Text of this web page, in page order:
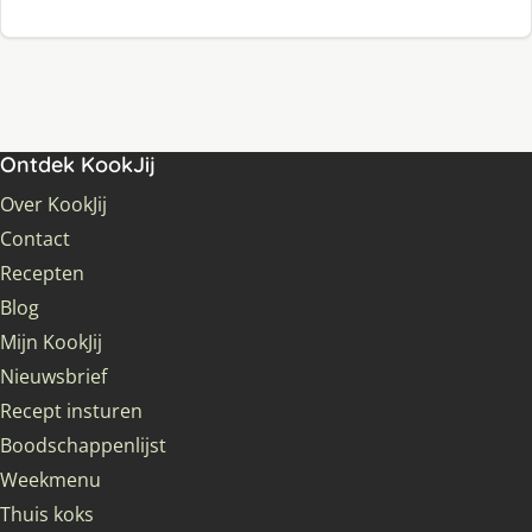
Ontdek KookJij
Over KookJij
Contact
Recepten
Blog
Mijn KookJij
Nieuwsbrief
Recept insturen
Boodschappenlijst
Weekmenu
Thuis koks